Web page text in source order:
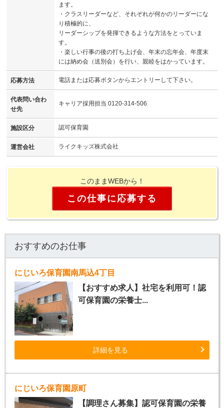
ます。
・クラスリーダーなど、それぞれが何かのリーダーにな
り積極的に、
リーダーシップを発揮できるような方法をとっていま
す。
・楽しい行事の後の打ち上げ会、年末の忘年会、年度末
には納め会（送別会）を行い、親睦をはかっています。
応募方法 電話または応募ボタンからエントリーして下さい。
代表問い合わ
せ先
キャリア採用担当 0120-314-506
施設区分 認可保育園
運営会社 ライクキッズ株式会社
このままWEBから！
この仕事に応募する
おすすめのお仕事
にじいろ保育園南馬込4丁目
【おすすめ求人】社宅を利用可！認
可保育園の栄養士...
詳細を見る
にじいろ保育園原町
【調理さん募集】認可保育園の栄養